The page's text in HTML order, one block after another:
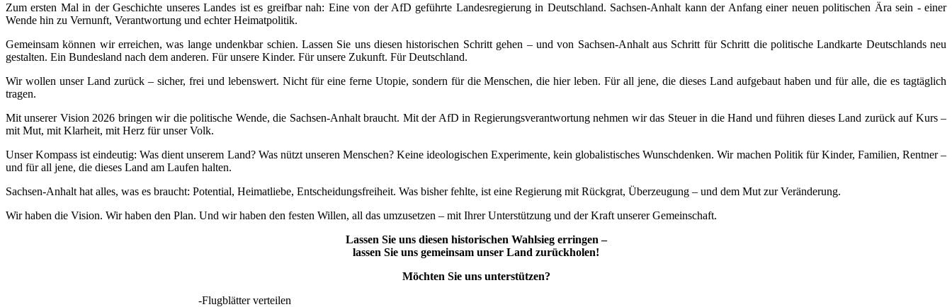
Zum ersten Mal in der Geschichte unseres Landes ist es greifbar nah: Eine von der AfD geführte Landesregierung in Deutschland. Sachsen-Anhalt kann der Anfang einer neuen politischen Ära sein - einer
Wende hin zu Vernunft, Verantwortung und echter Heimatpolitik.
Gemeinsam können wir erreichen, was lange undenkbar schien. Lassen Sie uns diesen historischen Schritt gehen – und von Sachsen-Anhalt aus Schritt für Schritt die politische Landkarte Deutschlands neu
gestalten. Ein Bundesland nach dem anderen. Für unsere Kinder. Für unsere Zukunft. Für Deutschland.
Wir wollen unser Land zurück – sicher, frei und lebenswert. Nicht für eine ferne Utopie, sondern für die Menschen, die hier leben. Für all jene, die dieses Land aufgebaut haben und für alle, die es tagtäglich
tragen.
Mit unserer Vision 2026 bringen wir die politische Wende, die Sachsen-Anhalt braucht. Mit der AfD in Regierungsverantwortung nehmen wir das Steuer in die Hand und führen dieses Land zurück auf Kurs –
mit Mut, mit Klarheit, mit Herz für unser Volk.
Unser Kompass ist eindeutig: Was dient unserem Land? Was nützt unseren Menschen? Keine ideologischen Experimente, kein globalistisches Wunschdenken. Wir machen Politik für Kinder, Familien, Rentner –
und für all jene, die dieses Land am Laufen halten.
Sachsen-Anhalt hat alles, was es braucht: Potential, Heimatliebe, Entscheidungsfreiheit. Was bisher fehlte, ist eine Regierung mit Rückgrat, Überzeugung – und dem Mut zur Veränderung.
Wir haben die Vision. Wir haben den Plan. Und wir haben den festen Willen, all das umzusetzen – mit Ihrer Unterstützung und der Kraft unserer Gemeinschaft.
Lassen Sie uns diesen historischen Wahlsieg erringen –
lassen Sie uns gemeinsam unser Land zurückholen!
Möchten Sie uns unterstützen?
-Flugblätter verteilen